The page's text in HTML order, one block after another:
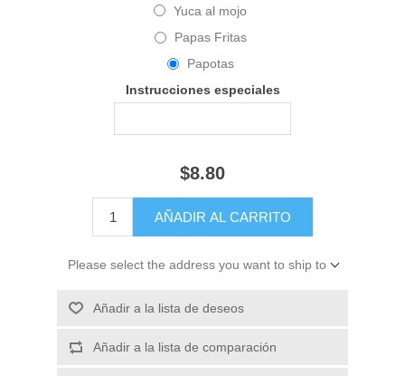
Yuca al mojo
Papas Fritas
Papotas
Instrucciones especiales
$8.80
Please select the address you want to ship to